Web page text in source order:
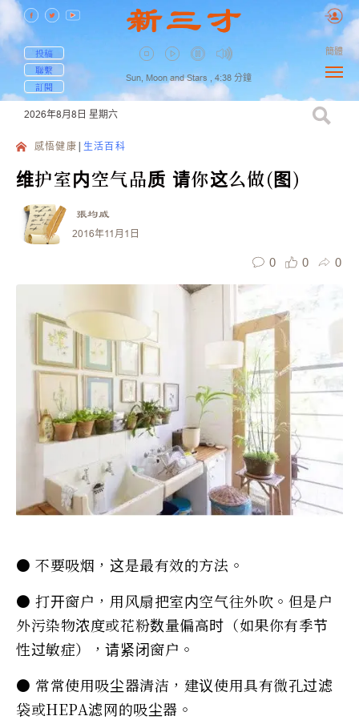
投稿
聯繫
訂閱
Sun, Moon and Stars , 4:38 分鐘
簡體
2026年8月8日 星期六
感悟健康 生活百科
维护室内空气品质 请你这么做(图)
張均威
2016年11月1日
0 0 0
● 不要吸烟，这是最有效的方法。
● 打开窗户，用风扇把室内空气往外吹。但是户
外污染物浓度或花粉数量偏高时（如果你有季节
性过敏症），请紧闭窗户。
● 常常使用吸尘器清洁，建议使用具有微孔过滤
袋或HEPA滤网的吸尘器。